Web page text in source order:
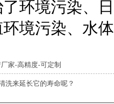
环境污染、
境污染、水
家-高精度-可定制
洗来延长它的寿命呢？